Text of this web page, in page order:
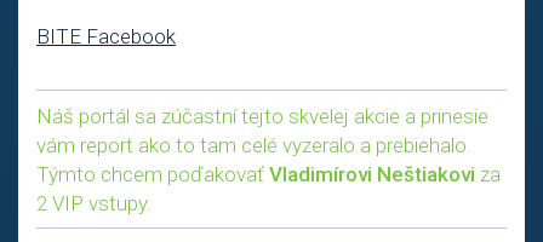
BITE Facebook
Náš portál sa zúčastní tejto skvelej akcie a prinesie
vám report ako to tam celé vyzeralo a prebiehalo.
Týmto chcem poďakovať Vladimírovi Neštiakovi za
2 VIP vstupy.